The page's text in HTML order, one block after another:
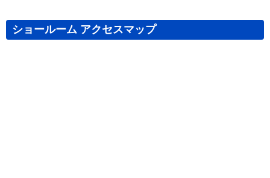
ショールーム アクセスマップ